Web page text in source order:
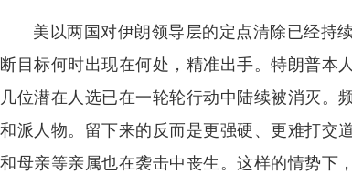
美以两国对伊朗领导层的定点清除已经持
断目标何时出现在何处，精准出手。特朗普本
几位潜在人选已在一轮轮行动中陆续被消灭。
和派人物。留下来的反而是更强硬、更难打交
和母亲等亲属也在袭击中丧生。这样的情势下